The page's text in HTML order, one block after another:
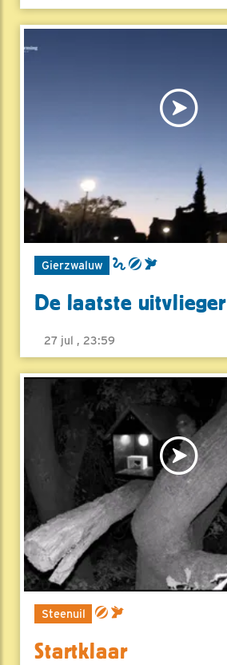
Gierzwaluw
De laatste uitvlieger
27 jul , 23:59
Steenuil
Startklaar